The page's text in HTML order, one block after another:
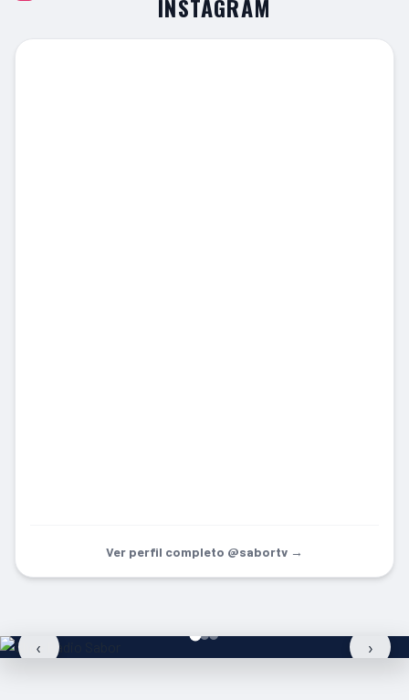
INSTAGRAM
Ver perfil completo @sabortv →
‹ ›